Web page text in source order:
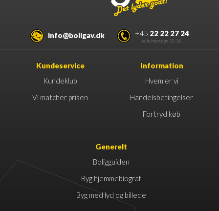
info@boligav.dk +45 22 22 27 24
(alle hverdage 10-16)
Kundeservice
Kundeklub
Vi matcher prisen
Information
Hvem er vi
Handelsbetingelser
Fortryd køb
Generelt
Boligguiden
Byg hjemmebiograf
Byg med lyd og billede